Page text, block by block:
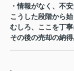
・情報がなく、不
こうした段階から
むしろ、 ここを丁
その後の売却の納